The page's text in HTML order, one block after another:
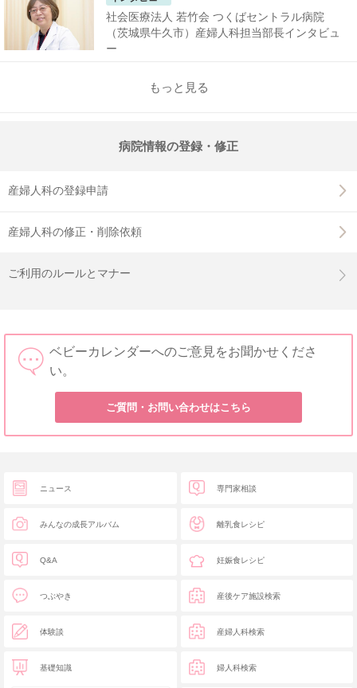
社会医療法人 若竹会 つくばセントラル病院
（茨城県牛久市）産婦人科担当部長インタビュ
ー
もっと見る
病院情報の登録・修正
産婦人科の登録申請
産婦人科の修正・削除依頼
ご利用のルールとマナー
ベビーカレンダーへのご意見をお聞かせくださ
い。
ご質問・お問い合わせはこちら
ニュース
みんなの成長アルバム
Q&A
つぶやき
体験談
基礎知識
専門家相談
離乳食レシピ
妊娠食レシピ
産後ケア施設検索
産婦人科検索
婦人科検索